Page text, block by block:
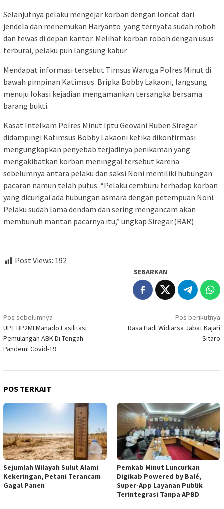
Selanjutnya pelaku mengejar korban dengan loncat dari
jendela dan menemukan Haryanto yang ternyata sudah roboh
dan tewas di depan kantor. Melihat korban roboh dengan usus
terburai, pelaku pun langsung kabur.
Mendapat informasi tersebut Timsus Waruga Polres Minut di
bawah pimpinan Katimsus Bripka Bobby Lakaoni, langsung
menuju lokasi kejadian mengamankan tersangka bersama
barang bukti.
Kasat Intelkam Polres Minut Iptu Geovani Ruben Siregar
didampingi Katimsus Bobby Lakaoni ketika dikonfirmasi
mengungkapkan penyebab terjadinya penikaman yang
mengakibatkan korban meninggal tersebut karena
sebelumnya antara pelaku dan saksi Noni memiliki hubungan
pacaran namun telah putus. “Pelaku cemburu terhadap korban
yang dicurigai ada hubungan asmara dengan petempuan Noni.
Pelaku sudah lama dendam dan sering mengancam akan
membunuh mantan pacarnya itu,” ungkap Siregar.(RAR)
Post Views: 192
SEBARKAN
Navigasi
pos
Pos sebelumnya
UPT BP2MI Manado Fasilitasi
Pemulangan ABK Di Tengah
Pandemi Covid-19
Pos berikutnya
Rasa Hadi Widiarsa Jabat Kajari
Sitaro
POS TERKAIT
Sejumlah Wilayah Sulut Alami
Kekeringan, Petani Terancam
Gagal Panen
Pemkab Minut Luncurkan
Digikab Powered by Balé,
Super-App Layanan Publik
Terintegrasi Tanpa APBD